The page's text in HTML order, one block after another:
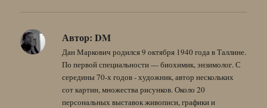
Автор: DM
Дан Маркович родился 9 октября 1940 года в Таллине.
По первой специальности — биохимик, энзимолог. С
середины 70-х годов - художник, автор нескольких
сот картин, множества рисунков. Около 20
персональных выставок живописи, графики и